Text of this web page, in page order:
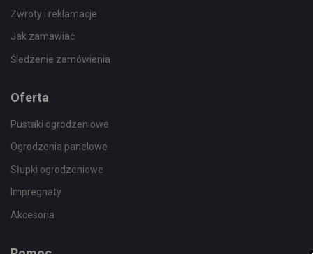
Zwroty i reklamacje
Jak zamawiać
Śledzenie zamówienia
Oferta
Pustaki ogrodzeniowe
Ogrodzenia panelowe
Słupki ogrodzeniowe
Impregnaty
Akcesoria